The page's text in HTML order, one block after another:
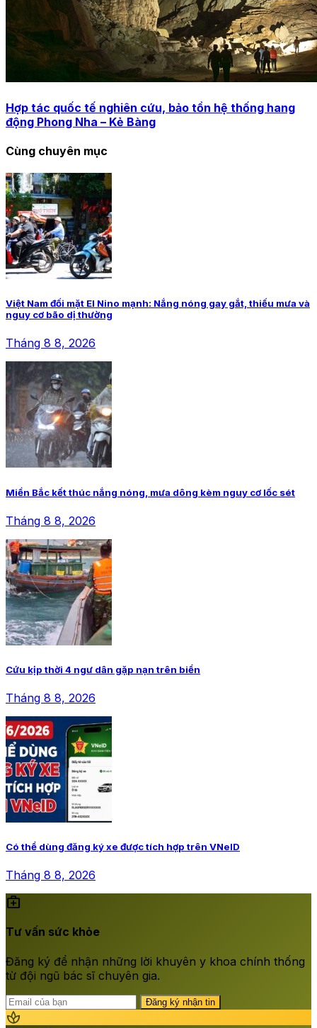
Hợp tác quốc tế nghiên cứu, bảo tồn hệ thống hang
động Phong Nha – Kẻ Bàng
Cùng chuyên mục
Việt Nam đối mặt El Nino mạnh: Nắng nóng gay gắt, thiếu mưa và
nguy cơ bão dị thường
Tháng 8 8, 2026
Miền Bắc kết thúc nắng nóng, mưa dông kèm nguy cơ lốc sét
Tháng 8 8, 2026
Cứu kịp thời 4 ngư dân gặp nạn trên biển
Tháng 8 8, 2026
Có thể dùng đăng ký xe được tích hợp trên VNeID
Tháng 8 8, 2026
medical_services
Tư vấn sức khỏe
Đăng ký để nhận những lời khuyên y khoa chính thống
từ đội ngũ bác sĩ chuyên gia.
Đăng ký nhận tin
spa